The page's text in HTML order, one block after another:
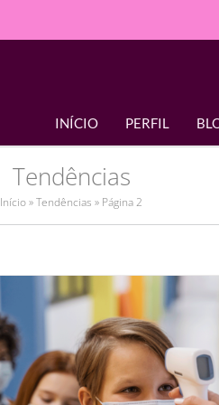
INÍCIO PERFIL
Tendências
Início»Tendências » Página 2